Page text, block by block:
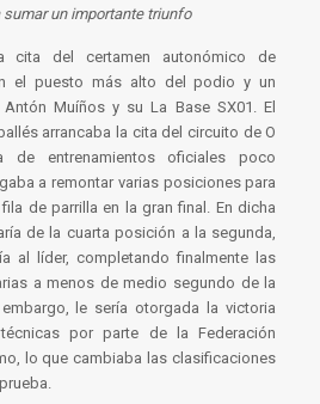
sumar un importante triunfo
cita del certamen autonómico de
el puesto más alto del podio y un
Muíños y su La Base SX01. El
arrancaba la cita del circuito de O
de entrenamientos oficiales poco
a remontar varias posiciones para
de parrilla en la gran final. En dicha
de la cuarta posición a la segunda,
al líder, completando finalmente las
a menos de medio segundo de la
le sería otorgada la victoria
por parte de la Federación
lo que cambiaba las clasificaciones